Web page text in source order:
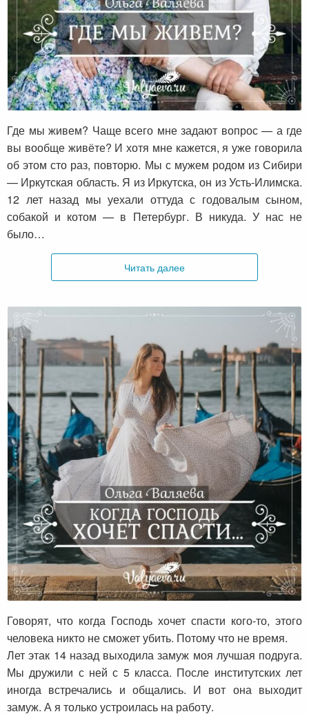
Где мы живем?
Где мы живем? Чаще всего мне задают вопрос — а где
вы вообще живёте? И хотя мне кажется, я уже говорила
об этом сто раз, повторю. Мы с мужем родом из Сибири
— Иркутская область. Я из Иркутска, он из Усть-Илимска.
12 лет назад мы уехали оттуда с годовалым сыном,
собакой и котом — в Петербург. В никуда. У нас не
было…
Читать далее
Когда Господь хочет спасти…
Говорят, что когда Господь хочет спасти кого-то, этого
человека никто не сможет убить. Потому что не время.
Лет этак 14 назад выходила замуж моя лучшая подруга.
Мы дружили с ней с 5 класса. После институтских лет
иногда встречались и общались. И вот она выходит
замуж. А я только устроилась на работу.